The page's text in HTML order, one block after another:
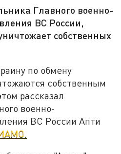
Главного военно-
ВС России,
собственных
по обмену
собственным
рассказал
военно-
ВС России Апти